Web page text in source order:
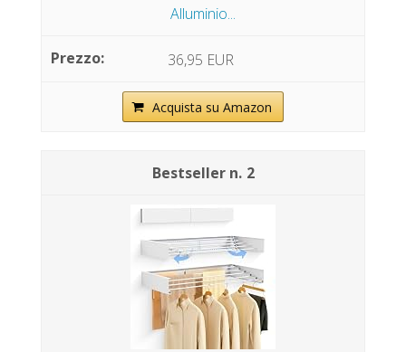
Alluminio...
36,95 EUR
Acquista su Amazon
2